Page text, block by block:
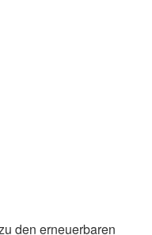
den erneuerbaren